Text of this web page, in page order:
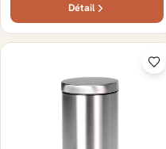
Détail